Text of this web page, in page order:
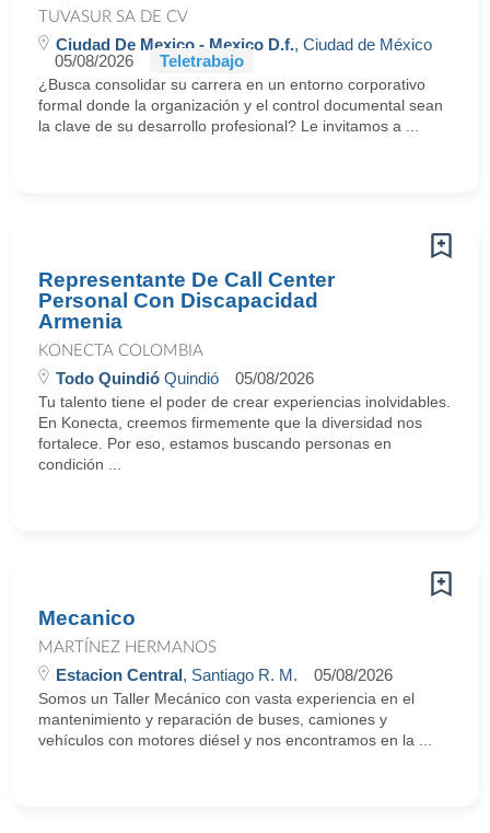
TUVASUR SA DE CV
Ciudad De Mexico - Mexico D.f., Ciudad de México
05/08/2026
Teletrabajo
¿Busca consolidar su carrera en un entorno corporativo
formal donde la organización y el control documental sean
la clave de su desarrollo profesional? Le invitamos a ...
Representante De Call Center
Personal Con Discapacidad
Armenia
KONECTA COLOMBIA
Todo Quindió Quindió 05/08/2026
Tu talento tiene el poder de crear experiencias inolvidables.
En Konecta, creemos firmemente que la diversidad nos
fortalece. Por eso, estamos buscando personas en
condición ...
Mecanico
MARTÍNEZ HERMANOS
Estacion Central, Santiago R. M. 05/08/2026
Somos un Taller Mecánico con vasta experiencia en el
mantenimiento y reparación de buses, camiones y
vehículos con motores diésel y nos encontramos en la ...